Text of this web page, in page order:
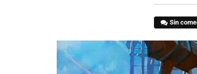
Sin